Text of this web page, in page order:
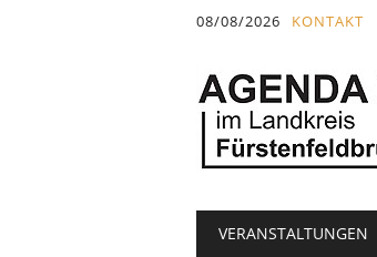
08/08/2026 KONTAKT
Abbrechen
VERANSTALTUNGEN